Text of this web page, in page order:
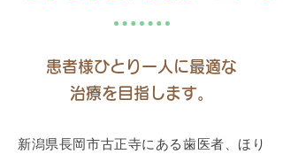
​患者様ひとり一人に最適な
治療を目指します。
新潟県長岡市古正寺にある歯医者、ほり